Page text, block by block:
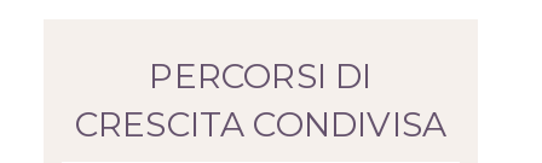
PERCORSI DI
CRESCITA CONDIVISA